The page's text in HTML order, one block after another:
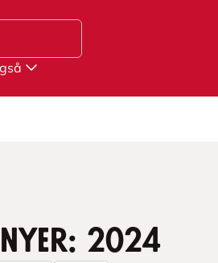
2024